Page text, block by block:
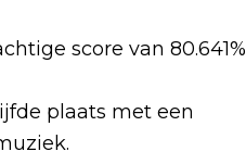
score van 80.641%
plaats met een